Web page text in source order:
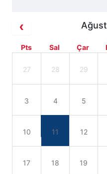
Pts Sal Çar
27 28 29
3 4 5
10 11 12
17 18 19